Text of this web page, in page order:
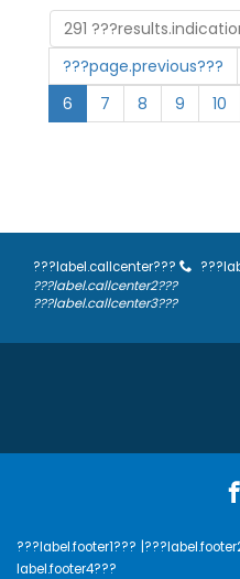
291
???page.previous???
6
7 8 9 10
???label.callcenter???
???label.callcenter2???
???label.callcenter3???
???label.footer1???
label.footer4???